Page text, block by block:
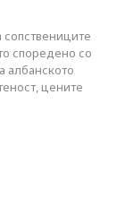
споредено со
албанското
цените